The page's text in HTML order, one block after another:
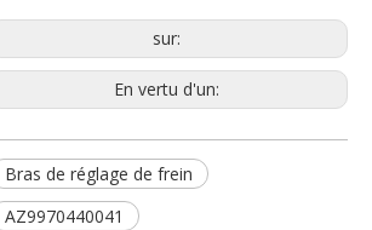
sur:
En vertu d'un:
Bras de réglage de frein
AZ9970440041